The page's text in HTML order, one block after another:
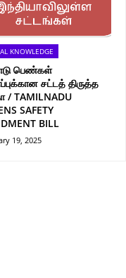
KNOWLEDGE
பெண்கள்
சட்டத் திருத்த
/ TAMILNADU
SAFETY
BILL
19, 2025